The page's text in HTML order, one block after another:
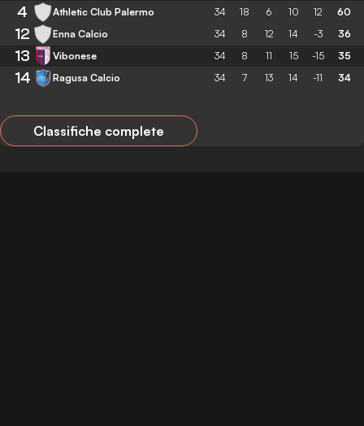
4 Athletic Club Palermo 34 18 6 10 12 60
12 Enna Calcio 34 8 12 14 -3 36
13 Vibonese 34 8 11 15 -15 35
14 Ragusa Calcio 34 7 13 14 -11 34
Classifiche complete